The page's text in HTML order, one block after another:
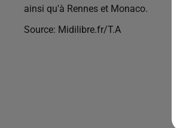
ainsi qu'à Rennes et Monaco.
Source: Midilibre.fr/T.A